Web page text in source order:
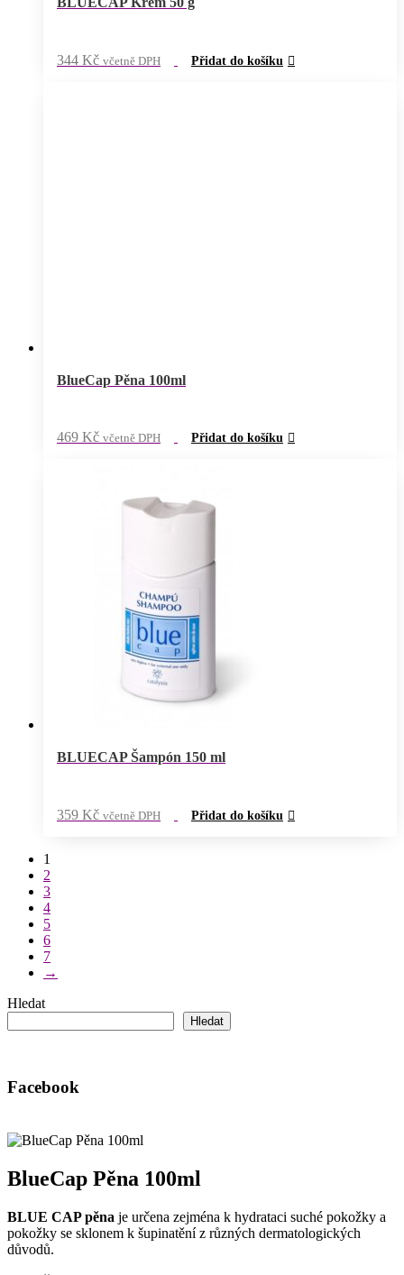
344 Kč včetně DPH Přidat do košíku
BlueCap Pěna 100ml
469 Kč včetně DPH Přidat do košíku
BLUECAP Šampón 150 ml
359 Kč včetně DPH Přidat do košíku
1
2
3
4
5
6
7
→
Hledat
Hledat
Facebook
BlueCap Pěna 100ml
BLUE CAP pěna je určena zejména k hydrataci suché pokožky a
pokožky se sklonem k šupinatění z různých dermatologických
důvodů.